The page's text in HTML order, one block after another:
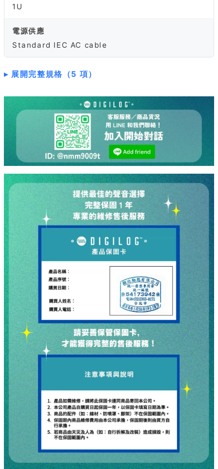
1U
電源供應
Standard IEC AC cable
展開完整規格（5 項）